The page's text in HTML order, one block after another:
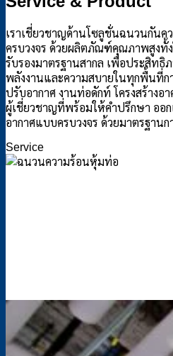
เราเชี่ยวชาญด้านโซลูชั่นฉนวนกันค
ครบวงจร ด้วยผลิตภัณฑ์คุณภาพสูงทั้
รับรองมาตรฐานสากล เพื่อประสิทธิ
พลังงานและความสบายในทุกพื้นที่ก
ปรับอากาศ งานท่อดักท์ โครงสร้างอ
ผู้เชี่ยวชาญที่พร้อมให้คำปรึกษา ออ
อากาศแบบครบวงจร ด้วยมาตรฐาน
Service